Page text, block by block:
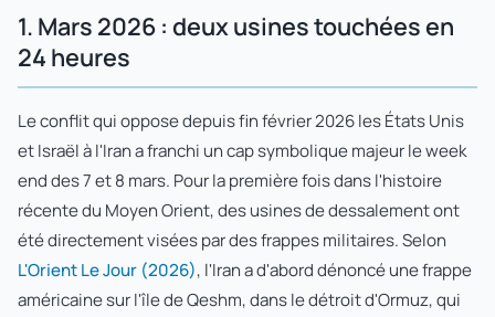
1. Mars 2026 : deux usines touchées en
24 heures
Le conflit qui oppose depuis fin février 2026 les États Unis
et Israël à l'Iran a franchi un cap symbolique majeur le week
end des 7 et 8 mars. Pour la première fois dans l'histoire
récente du Moyen Orient, des usines de dessalement ont
été directement visées par des frappes militaires. Selon
L'Orient Le Jour (2026), l'Iran a d'abord dénoncé une frappe
américaine sur l'île de Qeshm, dans le détroit d'Ormuz, qui